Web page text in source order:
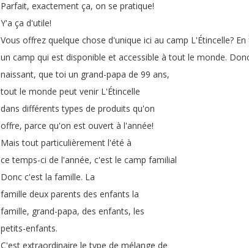
Parfait, exactement ça, on se pratique!
Y'a ça d'utile!
Vous offrez quelque chose d'unique ici au camp L'Étincelle? En
un camp qui est disponible et accessible à tout le monde.
naissant, que toi un grand-papa de 99 ans,
tout le monde peut venir L'Étincelle
dans différents types de produits qu'on
offre, parce qu'on est ouvert à l'année!
Mais tout particulièrement l'été à
ce temps-ci de l'année, c'est le camp familial
Donc c'est la famille. La
famille deux parents des enfants la
famille, grand-papa, des enfants, les
petits-enfants.
C'est extraordinaire le type de mélange de